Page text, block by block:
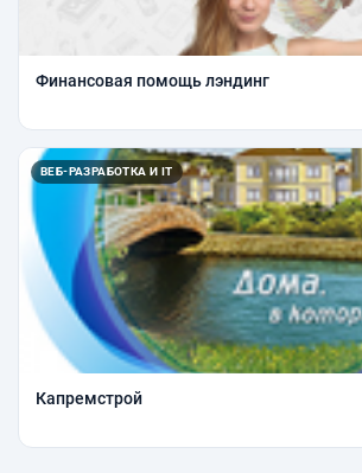
Финансовая помощь лэндинг
ВЕБ-РАЗРАБОТКА И IT
Капремстрой